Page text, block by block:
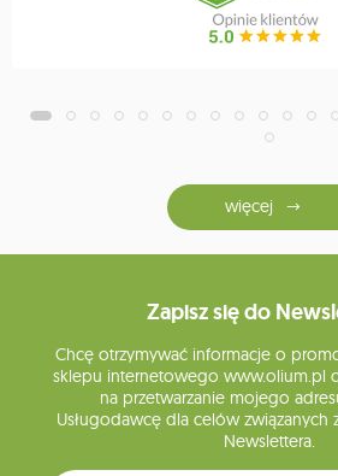
więcej
Zapisz się do
Chcę otrzymywać informacje o
sklepu internetowego www.olium.pl
na przetwarzanie mojego
Usługodawcę dla celów związanych
Newslettera.